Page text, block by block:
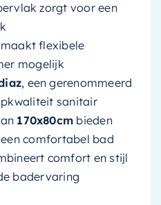
zorgt voor een
flexibele
mogelijk
, een gerenommeerd
sanitair
170x80cm bieden
comfortabel bad
comfort en stijl
badervaring